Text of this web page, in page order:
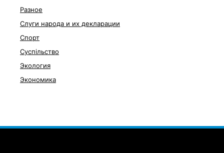
Разное
Слуги народа и их декларации
Спорт
Суспільство
Экология
Экономика